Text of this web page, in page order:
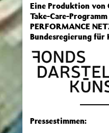
Eine Produktion von
Take-Care-
PERFORMANCE
Bundesregierung
Pressestimmen: